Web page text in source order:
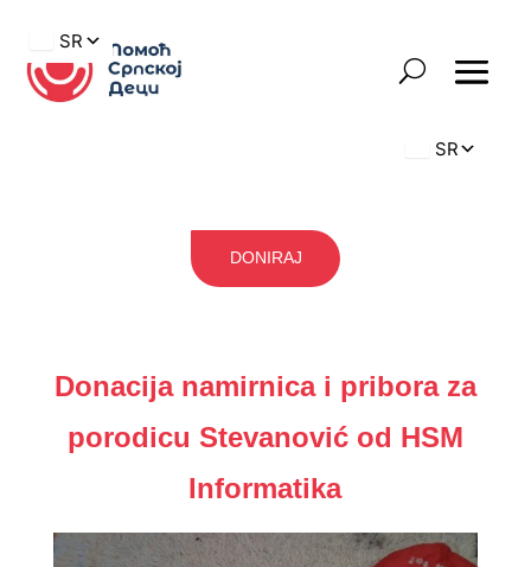
DONIRAJ
Donacija namirnica i pribora za
porodicu Stevanović od HSM
Informatika